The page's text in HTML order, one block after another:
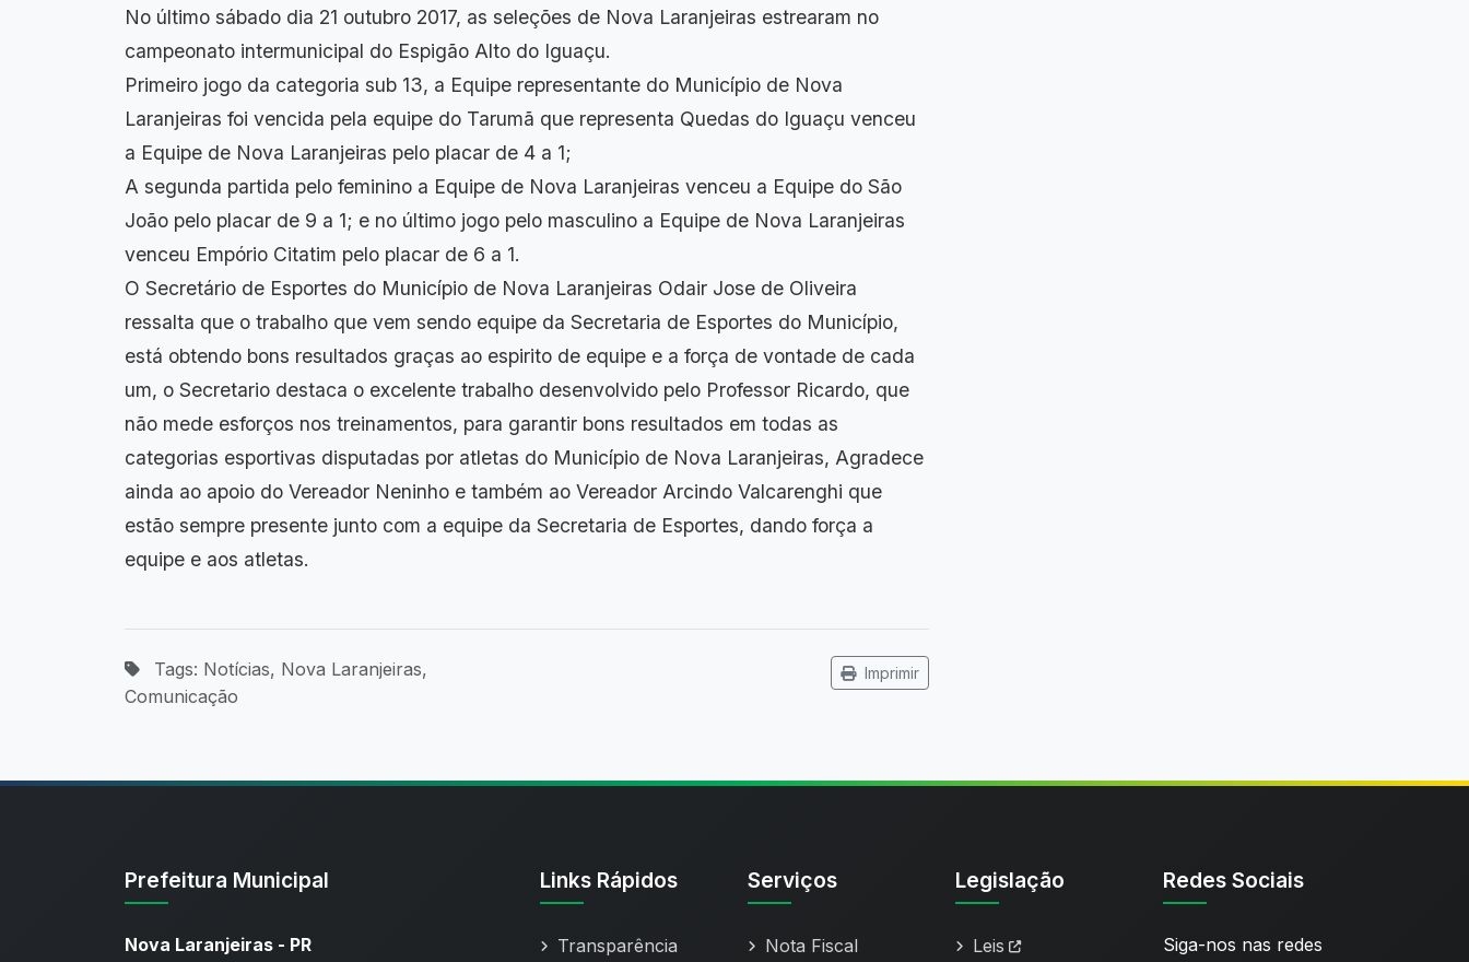
No último sábado dia 21 outubro 2017, as seleções de Nova Laranjeiras estrearam no
campeonato intermunicipal do Espigão Alto do Iguaçu.
Primeiro jogo da categoria sub 13, a Equipe representante do Município de Nova
Laranjeiras foi vencida pela equipe do Tarumã que representa Quedas do Iguaçu venceu
a Equipe de Nova Laranjeiras pelo placar de 4 a 1;
A segunda partida pelo feminino a Equipe de Nova Laranjeiras venceu a Equipe do São
João pelo placar de 9 a 1; e no último jogo pelo masculino a Equipe de Nova Laranjeiras
venceu Empório Citatim pelo placar de 6 a 1.
O Secretário de Esportes do Município de Nova Laranjeiras Odair Jose de Oliveira
ressalta que o trabalho que vem sendo equipe da Secretaria de Esportes do Município,
está obtendo bons resultados graças ao espirito de equipe e a força de vontade de cada
um, o Secretario destaca o excelente trabalho desenvolvido pelo Professor Ricardo, que
não mede esforços nos treinamentos, para garantir bons resultados em todas as
categorias esportivas disputadas por atletas do Município de Nova Laranjeiras, Agradece
ainda ao apoio do Vereador Neninho e também ao Vereador Arcindo Valcarenghi que
estão sempre presente junto com a equipe da Secretaria de Esportes, dando força a
equipe e aos atletas.
Tags: Notícias, Nova Laranjeiras,
Comunicação
Imprimir
Prefeitura Municipal
Nova Laranjeiras - PR
Links Rápidos
Transparência
Serviços
Nota Fiscal
Legislação
Leis
Redes Sociais
Siga-nos nas redes